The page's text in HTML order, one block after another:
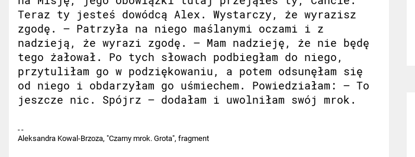
Teraz ty jesteś dowódcą Alex. Wystarczy, że wyrazisz
zgodę. – Patrzyła na niego maślanymi oczami i z
nadzieją, że wyrazi zgodę. – Mam nadzieję, że nie będę
tego żałował. Po tych słowach podbiegłam do niego,
przytuliłam go w podziękowaniu, a potem odsunęłam się
od niego i obdarzyłam go uśmiechem. Powiedziałam: – To
jeszcze nic. Spójrz – dodałam i uwolniłam swój mrok.
Aleksandra Kowal-Brzoza, "Czarny mrok. Grota", fragment